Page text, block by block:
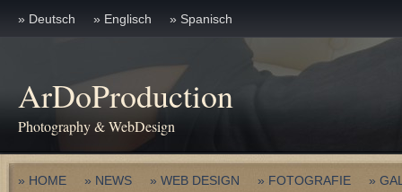
» Deutsch » Englisch » Spanisch
ArDoProduction
Photography & WebDesign
» HOME » NEWS » WEB DESIGN » FOTOGRAFIE »